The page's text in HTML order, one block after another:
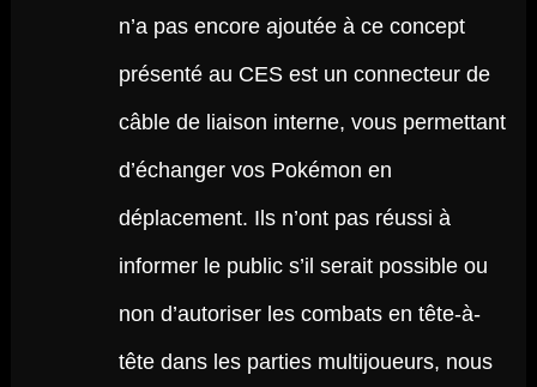
n’a pas encore ajoutée à ce concept
présenté au CES est un connecteur de
câble de liaison interne, vous permettant
d’échanger vos Pokémon en
déplacement. Ils n’ont pas réussi à
informer le public s’il serait possible ou
non d’autoriser les combats en tête-à-
tête dans les parties multijoueurs, nous